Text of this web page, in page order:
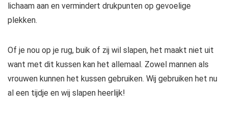
lichaam aan en vermindert drukpunten op gevoelige
plekken.
Of je nou op je rug, buik of zij wil slapen, het maakt niet uit
want met dit kussen kan het allemaal. Zowel mannen als
vrouwen kunnen het kussen gebruiken. Wij gebruiken het nu
al een tijdje en wij slapen heerlijk!